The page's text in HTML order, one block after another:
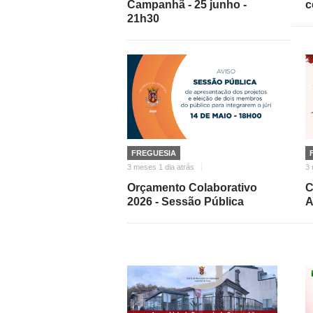
Campanhã - 25 junho -
21h30
FREGUESIA
3 meses 1 dia atrás
Orçamento Colaborativo
2026 - Sessão Pública
3